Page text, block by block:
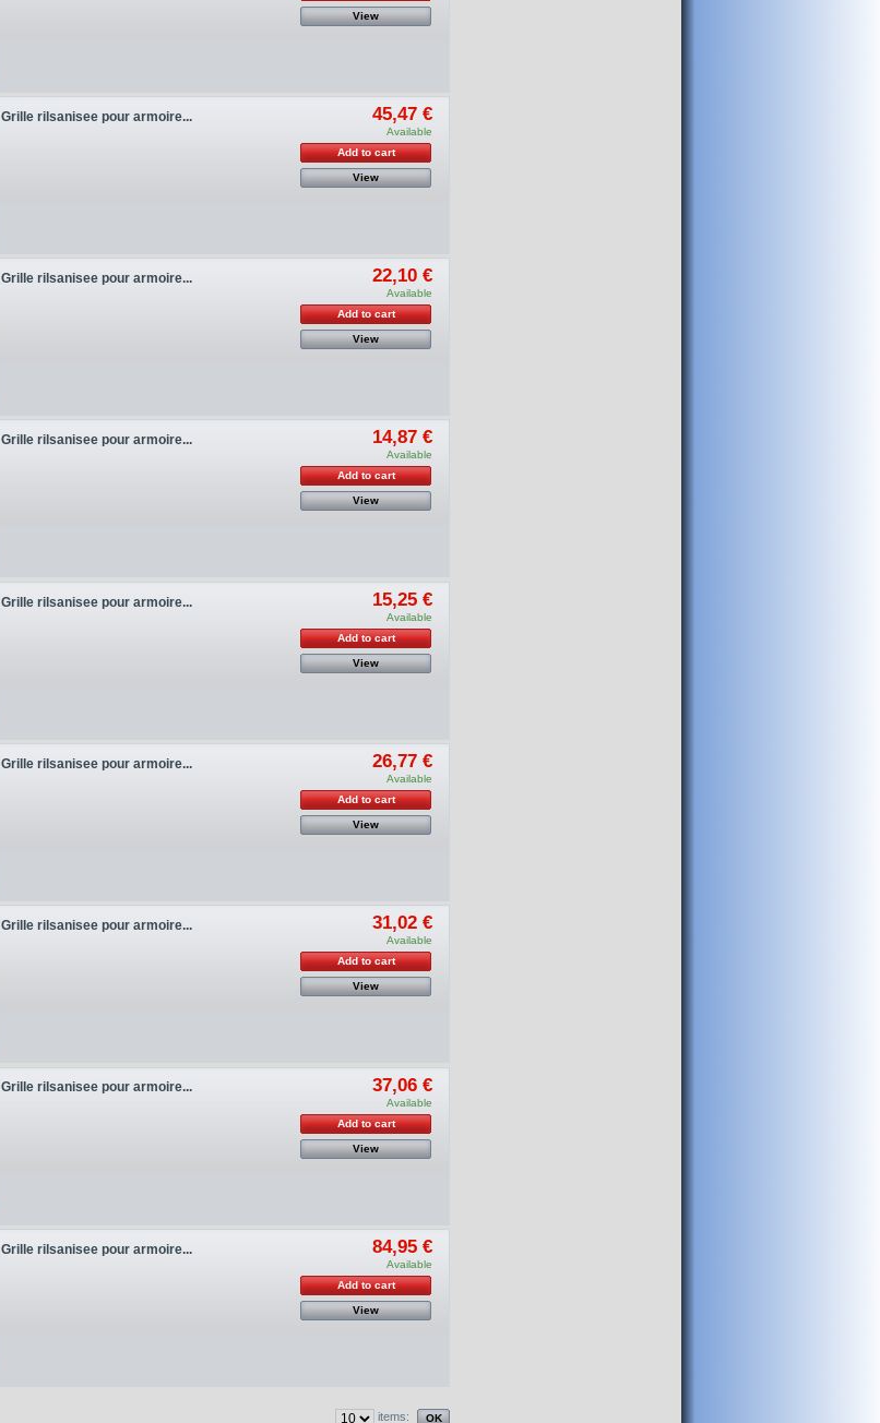
View
Grille rilsanisee pour armoire... 45,47 €
Available
Add to cart
View
Grille rilsanisee pour armoire... 22,10 €
Available
Add to cart
View
Grille rilsanisee pour armoire... 14,87 €
Available
Add to cart
View
Grille rilsanisee pour armoire... 15,25 €
Available
Add to cart
View
Grille rilsanisee pour armoire... 26,77 €
Available
Add to cart
View
Grille rilsanisee pour armoire... 31,02 €
Available
Add to cart
View
Grille rilsanisee pour armoire... 37,06 €
Available
Add to cart
View
Grille rilsanisee pour armoire... 84,95 €
Available
Add to cart
View
items: